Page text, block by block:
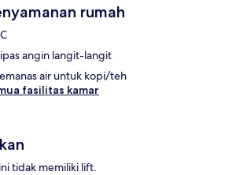
rumah
angin langit-langit
air untuk kopi/teh
fasilitas kamar
tidak memiliki lift.